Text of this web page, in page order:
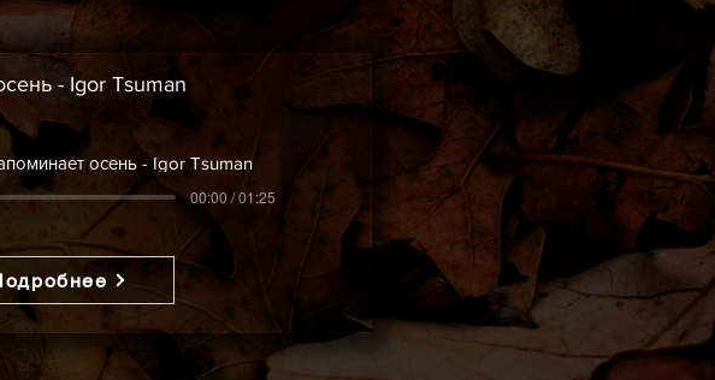
- Igor Tsuman
осень - Igor Tsuman
00:00 / 01:25